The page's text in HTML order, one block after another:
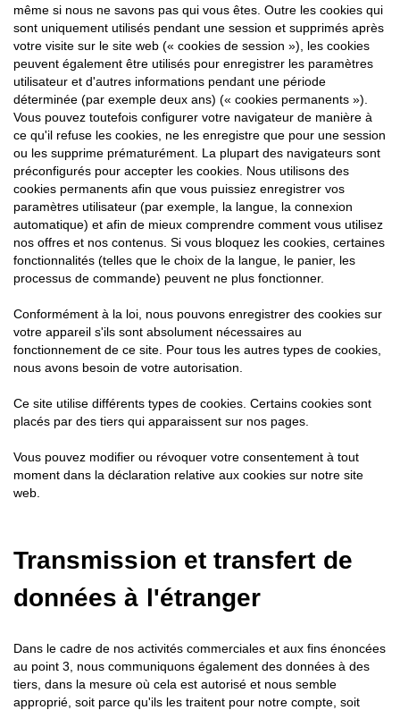
même si nous ne savons pas qui vous êtes. Outre les cookies qui
sont uniquement utilisés pendant une session et supprimés après
votre visite sur le site web (« cookies de session »), les cookies
peuvent également être utilisés pour enregistrer les paramètres
utilisateur et d'autres informations pendant une période
déterminée (par exemple deux ans) (« cookies permanents »).
Vous pouvez toutefois configurer votre navigateur de manière à
ce qu'il refuse les cookies, ne les enregistre que pour une session
ou les supprime prématurément. La plupart des navigateurs sont
préconfigurés pour accepter les cookies. Nous utilisons des
cookies permanents afin que vous puissiez enregistrer vos
paramètres utilisateur (par exemple, la langue, la connexion
automatique) et afin de mieux comprendre comment vous utilisez
nos offres et nos contenus. Si vous bloquez les cookies, certaines
fonctionnalités (telles que le choix de la langue, le panier, les
processus de commande) peuvent ne plus fonctionner.
Conformément à la loi, nous pouvons enregistrer des cookies sur
votre appareil s'ils sont absolument nécessaires au
fonctionnement de ce site. Pour tous les autres types de cookies,
nous avons besoin de votre autorisation.
Ce site utilise différents types de cookies. Certains cookies sont
placés par des tiers qui apparaissent sur nos pages.
Vous pouvez modifier ou révoquer votre consentement à tout
moment dans la déclaration relative aux cookies sur notre site
web.
Transmission et transfert de
données à l'étranger
Dans le cadre de nos activités commerciales et aux fins énoncées
au point 3, nous communiquons également des données à des
tiers, dans la mesure où cela est autorisé et nous semble
approprié, soit parce qu'ils les traitent pour notre compte, soit